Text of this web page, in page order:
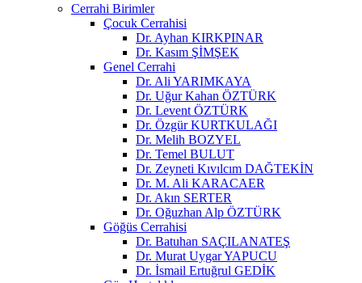
Cerrahi Birimler
Çocuk Cerrahisi
Dr. Ayhan KIRKPINAR
Dr. Kasım ŞİMŞEK
Genel Cerrahi
Dr. Ali YARIMKAYA
Dr. Uğur Kahan ÖZTÜRK
Dr. Levent ÖZTÜRK
Dr. Özgür KURTKULAĞI
Dr. Melih BOZYEL
Dr. Temel BULUT
Dr. Zeyneti Kıvılcım DAĞTEKİN
Dr. M. Ali KARACAER
Dr. Akın SERTER
Dr. Oğuzhan Alp ÖZTÜRK
Göğüs Cerrahisi
Dr. Batuhan SAÇILANATEŞ
Dr. Murat Uygar YAPUCU
Dr. İsmail Ertuğrul GEDİK